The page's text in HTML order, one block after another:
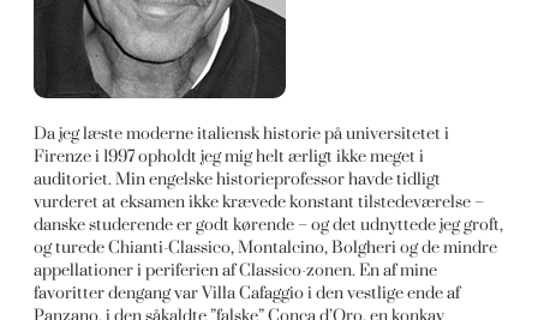
Da jeg læste moderne italiensk historie på universitetet i
Firenze i 1997 opholdt jeg mig helt ærligt ikke meget i
auditoriet. Min engelske historieprofessor havde tidligt
vurderet at eksamen ikke krævede konstant tilstedeværelse –
danske studerende er godt kørende – og det udnyttede jeg groft,
og turede Chianti-Classico, Montalcino, Bolgheri og de mindre
appellationer i periferien af Classico-zonen. En af mine
favoritter dengang var Villa Cafaggio i den vestlige ende af
Panzano, i den såkaldte ”falske” Conca d’Oro, en konkav